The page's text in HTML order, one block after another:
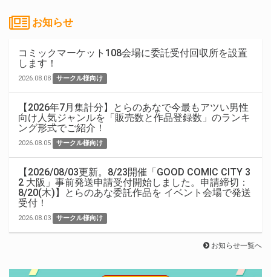
お知らせ
コミックマーケット108会場に委託受付回収所を設置
します！
2026.08.08 サークル様向け
【2026年7月集計分】とらのあなで今最もアツい男性
向け人気ジャンルを「販売数と作品登録数」のランキ
ング形式でご紹介！
2026.08.05 サークル様向け
【2026/08/03更新。8/23開催「GOOD COMIC CITY 3
2 大阪」事前発送申請受付開始しました。申請締切：
8/20(木)】とらのあな委託作品を イベント会場で発送
受付！
2026.08.03 サークル様向け
お知らせ一覧へ